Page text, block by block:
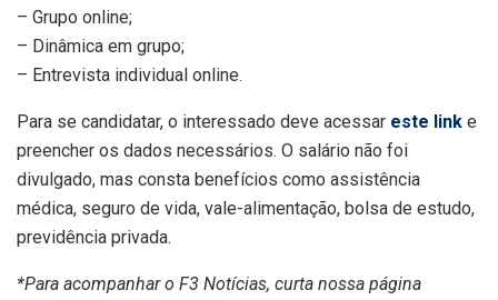
– Grupo online;
– Dinâmica em grupo;
– Entrevista individual online.
Para se candidatar, o interessado deve acessar este link e
preencher os dados necessários. O salário não foi
divulgado, mas consta benefícios como assistência
médica, seguro de vida, vale-alimentação, bolsa de estudo,
previdência privada.
*Para acompanhar o F3 Notícias, curta nossa página